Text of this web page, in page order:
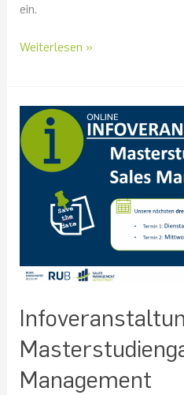
ein.
Weiterlesen »
Management
Infoveranstaltungen
Masterstudiengang
Sales
Management